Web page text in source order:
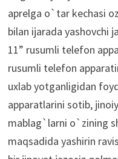
aprelga o`tar kechasi
bilan ijarada yashovchi
11” rusumli telefon
rusumli telefon
uxlab yotganligidan
apparatlarini sotib,
mablag`larni o`zining
maqsadida yashirin